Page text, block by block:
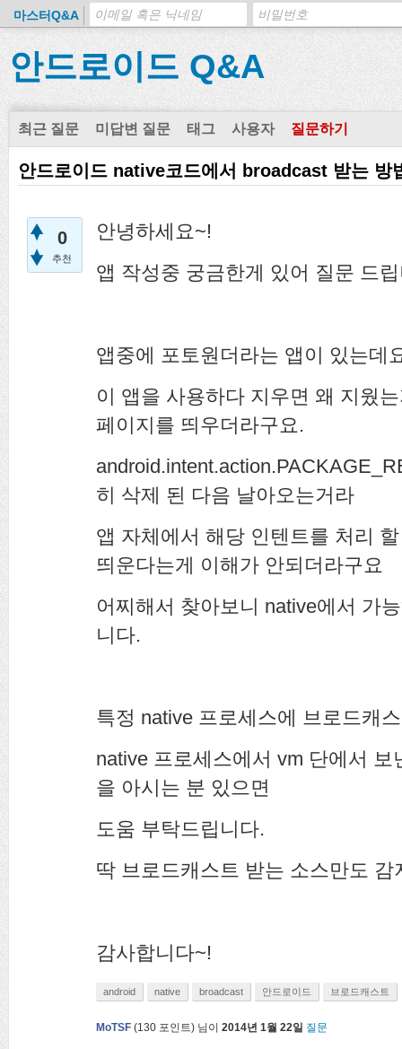
마스터Q&A
안드로이드 Q&A
최근 질문 미답변 질문 태그 사용자 질문하기
안드로이드 native코드에서 broadcast 받는 방
0
추천
안녕하세요~!
앱 작성중 궁금한게 있어 질문 드
앱중에 포토원더라는 앱이 있는데
이 앱을 사용하다 지우면 왜 지웠
페이지를 띄우더라구요.
히 삭제 된 다음 날아오는거라
앱 자체에서 해당 인텐트를 처리
띄운다는게 이해가 안되더라구요
어찌해서 찾아보니 native에서 가
니다.
특정 native 프로세스에 브로드캐
native 프로세스에서 vm 단에서
을 아시는 분 있으면
도움 부탁드립니다.
딱 브로드캐스트 받는 소스만도
감사합니다~!
android native broadcast 안드로이드 브로드캐스트
MoTSF (130 포인트) 님이 2014년 1월 22일 질문